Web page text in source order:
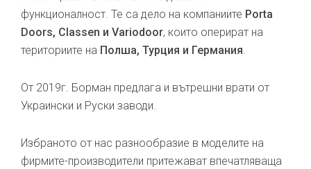
функционалност. Те са дело на компаниите Porta
Doors, Classen и Variodoor, които оперират на
териториите на Полша, Турция и Германия.
От 2019г. Борман предлага и вътрешни врати от
Украински и Руски заводи.
Избраното от нас разнообразие в моделите на
фирмите-производители притежават впечатляваща